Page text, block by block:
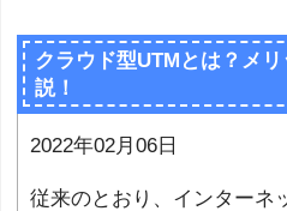
クラウド型UTMとは？メ
説！
2022年02月06日
従来のとおり、インターネ